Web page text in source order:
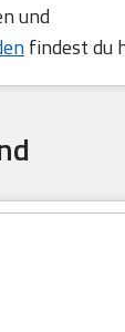
und
findest du